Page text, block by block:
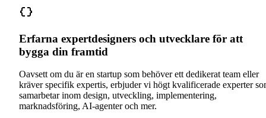
Erfarna expertdesigners och utvecklare för att
bygga din framtid
Oavsett om du är en startup som behöver ett dedikerat team eller
kräver specifik expertis, erbjuder vi högt kvalificerade experter
samarbetar inom design, utveckling, implementering,
marknadsföring, AI-agenter och mer.